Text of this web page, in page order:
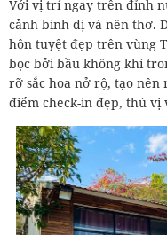
Với vị trí ngay trên đỉnh
cảnh bình dị và nên thơ.
hôn tuyệt đẹp trên vùng
bọc bởi bầu không khí
rỡ sắc hoa nở rộ, tạo
điểm check-in đẹp, thú vị